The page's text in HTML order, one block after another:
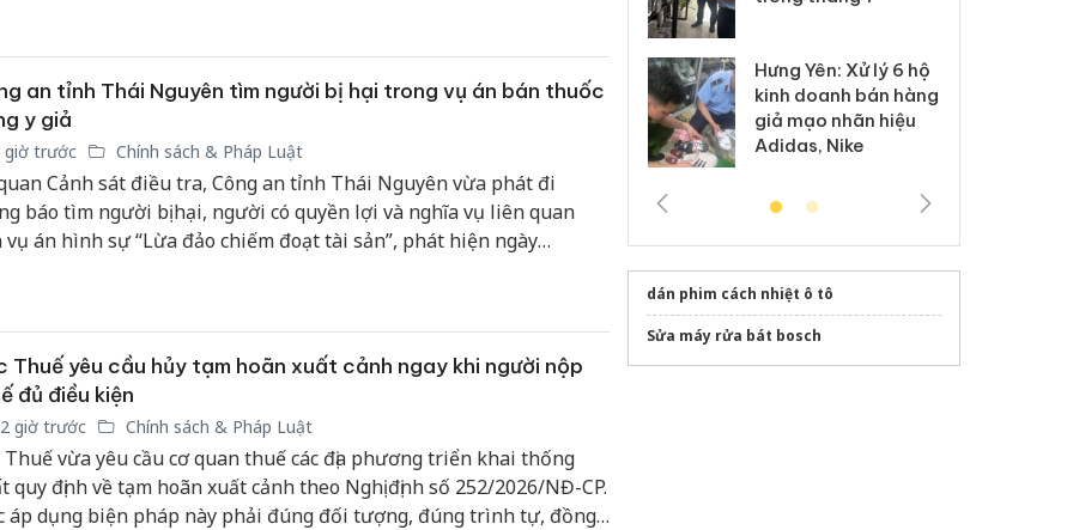
phạm quyền và lợi ích hợp pháp của tổ chức, cá nhân.
an tỉnh Thái Nguyên tìm người bị hại trong vụ án bán thuốc
y giả
giờ trước Chính sách & Pháp Luật
Cảnh sát điều tra, Công an tỉnh Thái Nguyên vừa phát đi
báo tìm người bị hại, người có quyền lợi và nghĩa vụ liên quan
vụ án hình sự “Lừa đảo chiếm đoạt tài sản”, phát hiện ngày
Thuế yêu cầu hủy tạm hoãn xuất cảnh ngay khi người nộp
đủ điều kiện
giờ trước Chính sách & Pháp Luật
Thuế vừa yêu cầu cơ quan thuế các địa phương triển khai thống
quy định về tạm hoãn xuất cảnh theo Nghị định số 252/2026/NĐ-CP.
áp dụng biện pháp này phải đúng đối tượng, đúng trình tự, đồng
Thanh Hóa: Tìm bị
hại trong vụ án buôn
Hưng Yên: Xử lý 6 hộ
kinh doanh bán hàng
giả mạo nhãn hiệu
Adidas, Nike
dán phim cách nhiệt ô tô
Sửa máy rửa bát bosch